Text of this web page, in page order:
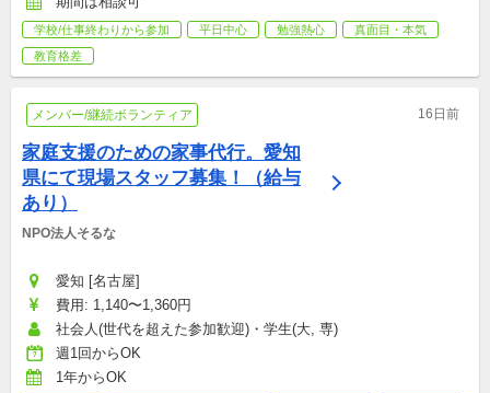
学校/仕事終わりから参加 平日中心 勉強熱心
真面目・本気
教育格差
メンバー/継続ボランティア 16日前
家庭支援のための家事代行。愛知
県にて現場スタッフ募集！（給与
あり）
NPO法人そるな
愛知 [名古屋]
費用: 1,140〜1,360円
社会人(世代を超えた参加歓迎)・学生(大, 専)
週1回からOK
1年からOK